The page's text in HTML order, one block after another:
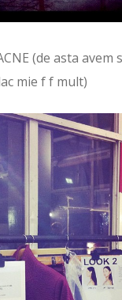
(de asta avem
mie f f mult)